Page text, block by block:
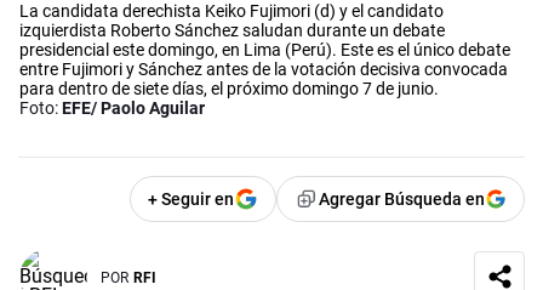
La candidata derechista Keiko Fujimori (d) y el candidato
izquierdista Roberto Sánchez saludan durante un debate
presidencial este domingo, en Lima (Perú). Este es el único debate
entre Fujimori y Sánchez antes de la votación decisiva convocada
para dentro de siete días, el próximo domingo 7 de junio.
Foto:EFE/ Paolo Aguilar
+ Seguir en Agregar Búsqueda en
POR RFI